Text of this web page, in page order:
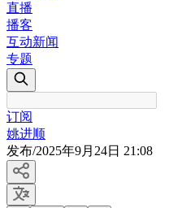
直播
播客
互动新闻
专题
订阅
姚进顺
发布/2025年9月24日 21:08